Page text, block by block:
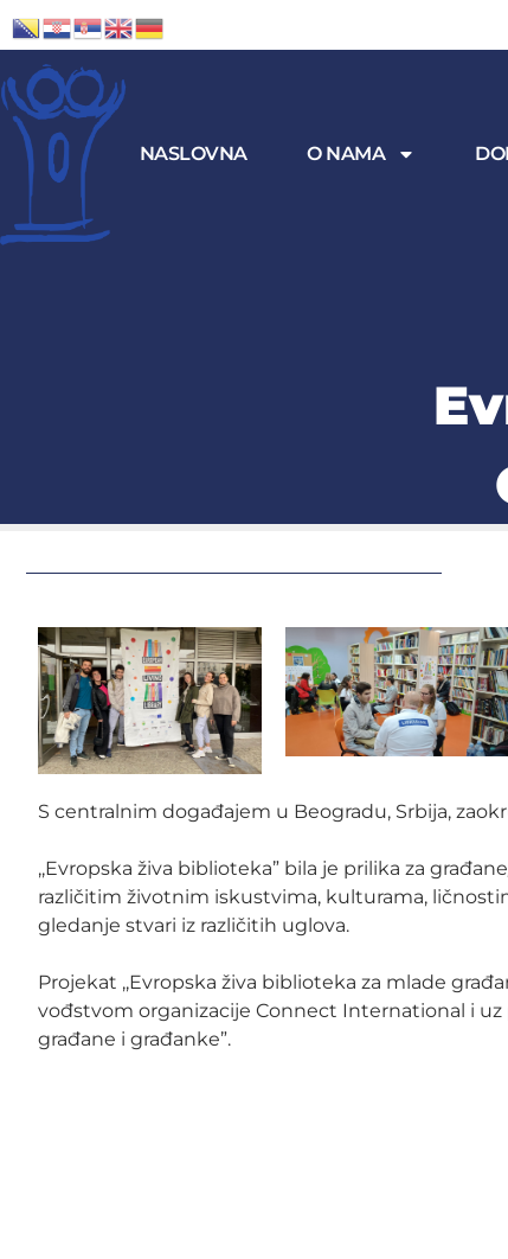
NASLOVNA O NAMA
S centralnim događajem u Beogradu, Srbija,
,,Evropska živa biblioteka” bila je prilika za
različitim životnim iskustvima, kulturama,
gledanje stvari iz različitih uglova.
Projekat ,,Evropska živa biblioteka za mlade
vođstvom organizacije Connect International i uz
građane i građanke”.